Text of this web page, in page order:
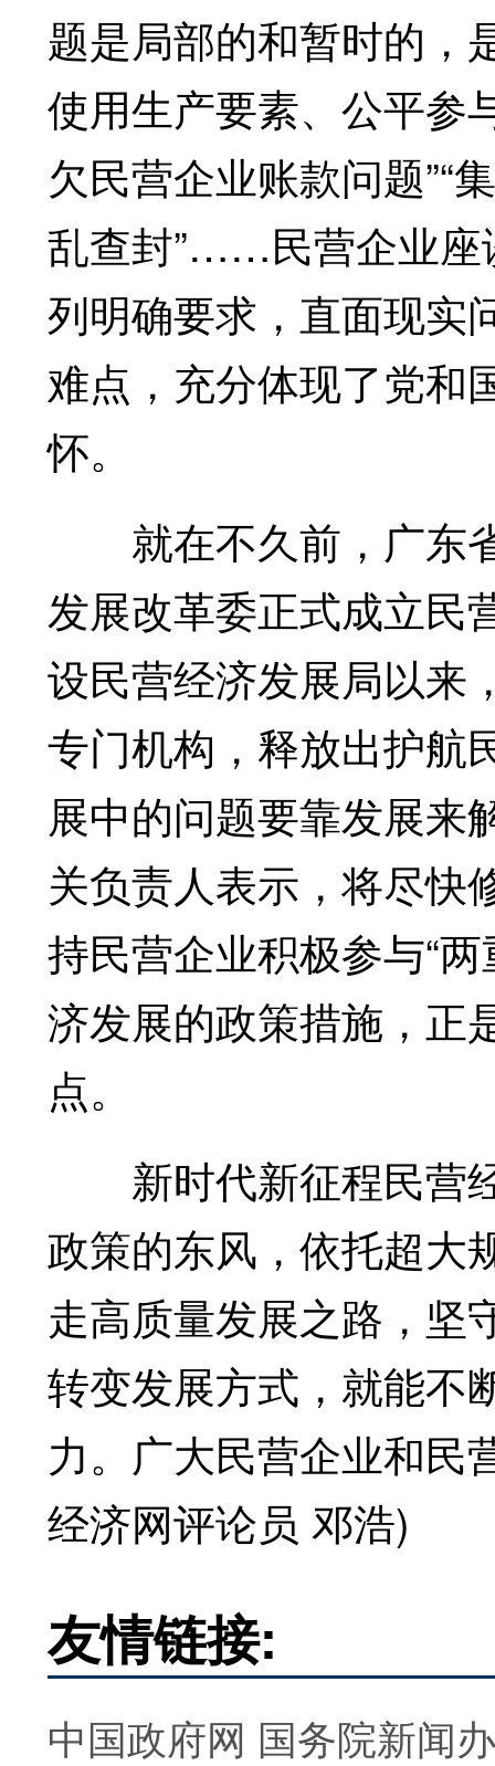
题是局部的和暂时的，
使用生产要素、公平参
欠民营企业账款问题”“
乱查封”……民营企业座
列明确要求，直面现实
难点，充分体现了党和
怀。
就在不久前，广东省
发展改革委正式成立民
设民营经济发展局以来
专门机构，释放出护航
展中的问题要靠发展来
关负责人表示，将尽快
持民营企业积极参与“
济发展的政策措施，正
点。
新时代新征程民营
政策的东风，依托超大
走高质量发展之路，坚
转变发展方式，就能不
力。广大民营企业和民
经济网评论员 邓浩)
友情链接:
中国政府网 国务院新闻